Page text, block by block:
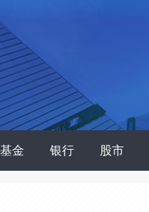
基金 银行 股市